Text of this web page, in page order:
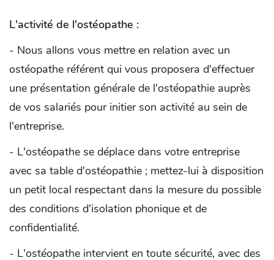
L'activité de l'ostéopathe :
- Nous allons vous mettre en relation avec un
ostéopathe référent qui vous proposera d'effectuer
une présentation générale de l'ostéopathie auprès
de vos salariés pour initier son activité au sein de
l'entreprise.
- L'ostéopathe se déplace dans votre entreprise
avec sa table d'ostéopathie ; mettez-lui à disposition
un petit local respectant dans la mesure du possible
des conditions d'isolation phonique et de
confidentialité.
- L'ostéopathe intervient en toute sécurité, avec des